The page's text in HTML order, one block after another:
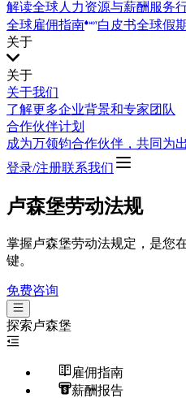
解读全球人力资源与薪酬服务
全球雇佣指南
白皮书全球假
关于
关于
关于我们
了解更多企业背景和专家团队
合作伙伴计划
成为万领钧合作伙伴，共同为
登录/注册联系我们
卢森堡劳动法规
掌握卢森堡劳动法规定，是您
键。
免费咨询
探索卢森堡
雇佣指南
薪酬报告